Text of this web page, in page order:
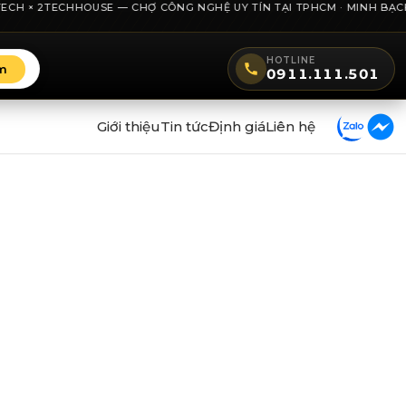
× 2TECHHOUSE — CHỢ CÔNG NGHỆ UY TÍN TẠI TPHCM · MINH
HOTLINE
0911.111.501
Giới thiệuTin tứcĐịnh giáLiên hệ